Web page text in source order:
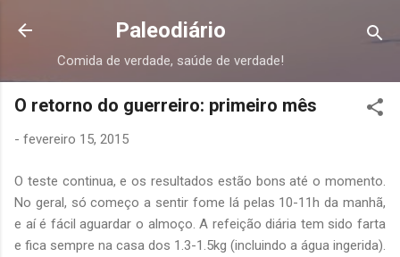
Pular para o conteúdo principal
Paleodiário
Comida de verdade, saúde de verdade!
O retorno do guerreiro: primeiro mês
- fevereiro 15, 2015
O teste continua, e os resultados estão bons até o momento.
No geral, só começo a sentir fome lá pelas 10-11h da manhã,
e aí é fácil aguardar o almoço. A refeição diária tem sido farta
e fica sempre na casa dos 1.3-1.5kg (incluindo a água ingerida).